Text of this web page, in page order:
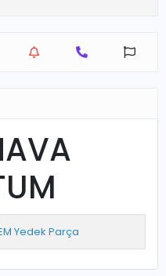
Yedek Parça